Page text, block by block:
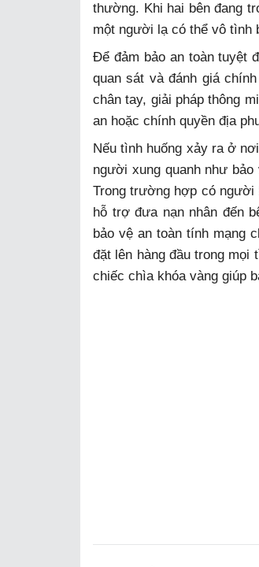
thường. Khi hai bên đang
một người lạ có thể vô tình
Để đảm bảo an toàn tuyệt
quan sát và đánh giá
chân tay, giải pháp thông
an hoặc chính quyền địa
Nếu tình huống xảy ra ở
người xung quanh như
Trong trường hợp có
hỗ trợ đưa nạn nhân đến
bảo vệ an toàn tính mạng
đặt lên hàng đầu trong mọi
chiếc chìa khóa vàng giúp